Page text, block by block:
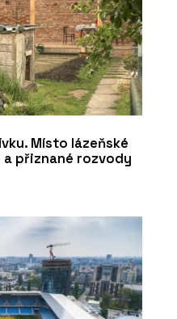
Místo lázeňské
přiznané rozvody